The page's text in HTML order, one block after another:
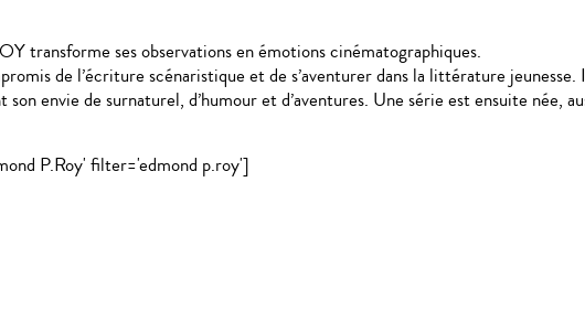
transforme ses observations en émotions cinématographiques.
de l’écriture scénaristique et de s’aventurer dans la littérature
envie de surnaturel, d’humour et d’aventures. Une série est ensuite née,
P.Roy' filter='edmond p.roy']